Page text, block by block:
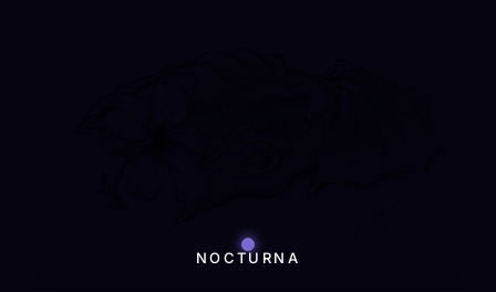
NOCTURNA